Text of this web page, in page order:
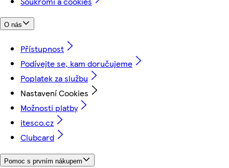
O nás
Přístupnost
Podívejte se, kam doručujeme
Poplatek za službu
Nastavení Cookies
Možnosti platby
itesco.cz
Clubcard
Pomoc s prvním nákupem